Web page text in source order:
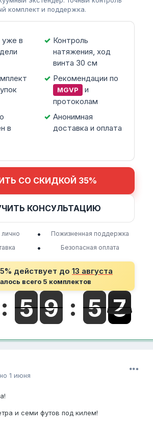
комплект и поддержка.
уже в
Контроль
натяжения, ход
винта 30 см
Рекомендации по
MGVP
и
протоколам
в
Анонимная
доставка и оплата
СО СКИДКОЙ 35%
КОНСУЛЬТАЦИЮ
•
Пожизненная поддержка
• Безопасная оплата
действует до 13 августа
всего 5 комплектов
1 июня
и семи футов под килем!